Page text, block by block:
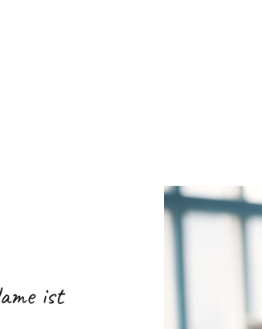
ist